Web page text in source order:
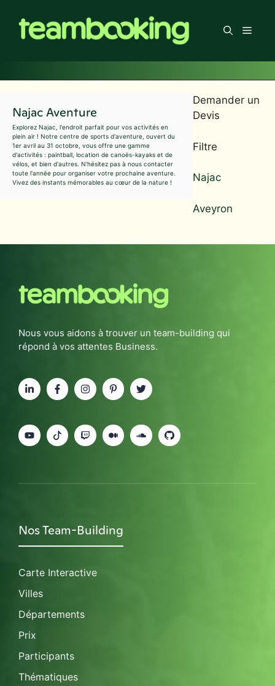
contenu
Menu
Najac Aventure
Explorez Najac, l'endroit parfait pour vos activités en
plein air ! Notre centre de sports d'aventure, ouvert du
1er avril au 31 octobre, vous offre une gamme
d'activités : paintball, location de canoës-kayaks et de
vélos, et bien d'autres. N'hésitez pas à nous contacter
toute l'année pour organiser votre prochaine aventure.
Vivez des instants mémorables au cœur de la nature !
Demander un
Devis
Filtre
Najac
Aveyron
Nous vous aidons à trouver un team-building qui
répond à vos attentes Business.
Nos Team-Building
Carte Interactive
Villes
Départements
Prix
Participants
Thématiques